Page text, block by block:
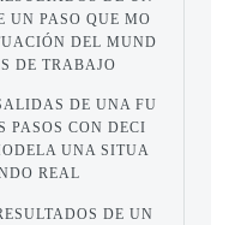
UN PASO QUE MO
DEL MUND
DE TRABAJO
DE UNA FU
PASOS CON DECI
UNA SITUA
REAL
DE UN